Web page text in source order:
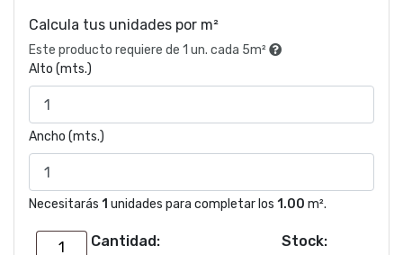
Calcula tus unidades por m²
Este producto requiere de 1 un. cada 5m²
Alto (mts.)
Ancho (mts.)
Necesitarás 1 unidades para completar los 1.00 m².
Cantidad:
Papel
Stock: